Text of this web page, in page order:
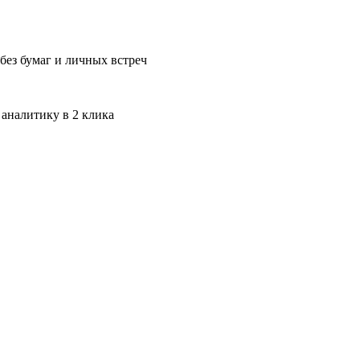
бумаг и личных встреч
в 2 клика